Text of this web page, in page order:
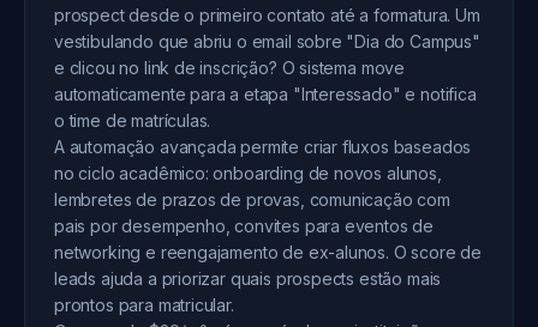
prospect desde o primeiro contato até a formatura. Um
vestibulando que abriu o email sobre "Dia do Campus"
e clicou no link de inscrição? O sistema move
automaticamente para a etapa "Interessado" e notifica
o time de matrículas.
A automação avançada permite criar fluxos baseados
no ciclo acadêmico: onboarding de novos alunos,
lembretes de prazos de provas, comunicação com
pais por desempenho, convites para eventos de
networking e reengajamento de ex-alunos. O score de
leads ajuda a priorizar quais prospects estão mais
prontos para matricular.